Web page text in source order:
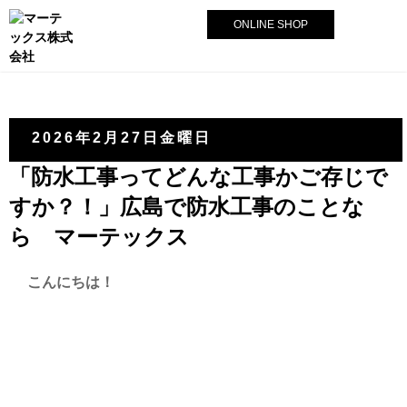
ONLINE SHOP
2026年2月27日金曜日
「防水工事ってどんな工事かご存じで
すか？！」広島で防水工事のことな
ら マーテックス
こんにちは！